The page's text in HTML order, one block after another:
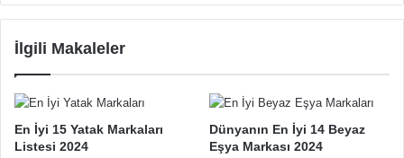
sitesi
İlgili Makaleler
En İyi 15 Yatak Markaları
Listesi 2024
Dünyanın En İyi 14 Beyaz
Eşya Markası 2024